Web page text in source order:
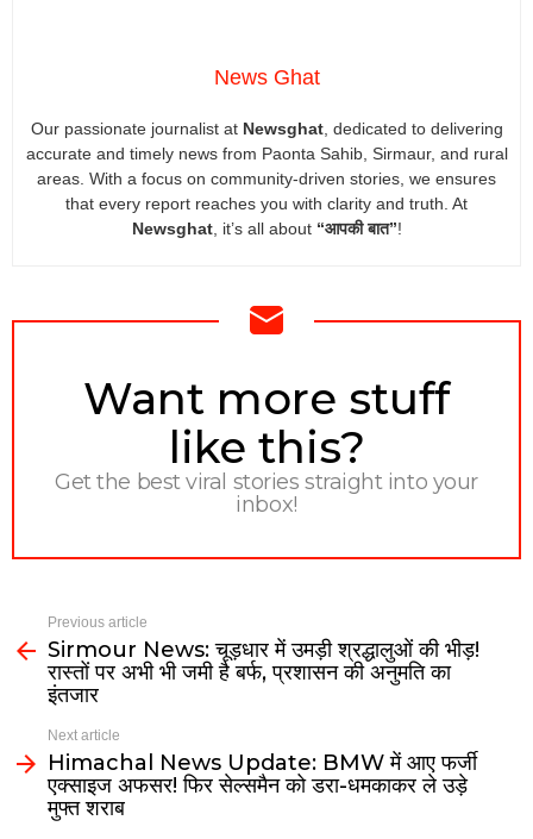
News Ghat
Our passionate journalist at Newsghat, dedicated to delivering
accurate and timely news from Paonta Sahib, Sirmaur, and rural
areas. With a focus on community-driven stories, we ensures
that every report reaches you with clarity and truth. At
Newsghat, it’s all about “आपकी बात”!
NEWSLETTER
Want more stuff
like this?
Get the best viral stories straight into your
inbox!
Previous article
Sirmour News: चूड़धार में उमड़ी श्रद्धालुओं की भीड़!
रास्तों पर अभी भी जमी है बर्फ, प्रशासन की अनुमति का
इंतजार
Next article
Himachal News Update: BMW में आए फर्जी
एक्साइज अफसर! फिर सेल्समैन को डरा-धमकाकर ले उड़े
मुफ्त शराब